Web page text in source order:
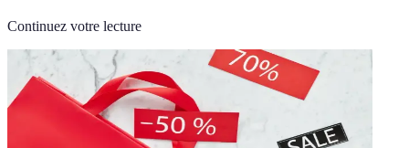
Continuez votre lecture